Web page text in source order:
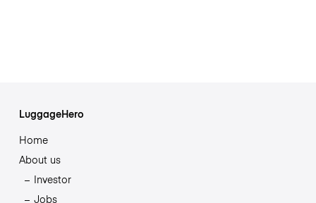
LuggageHero
Home
About us
Investor
Jobs